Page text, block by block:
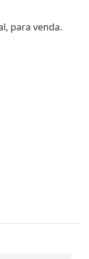
para venda.